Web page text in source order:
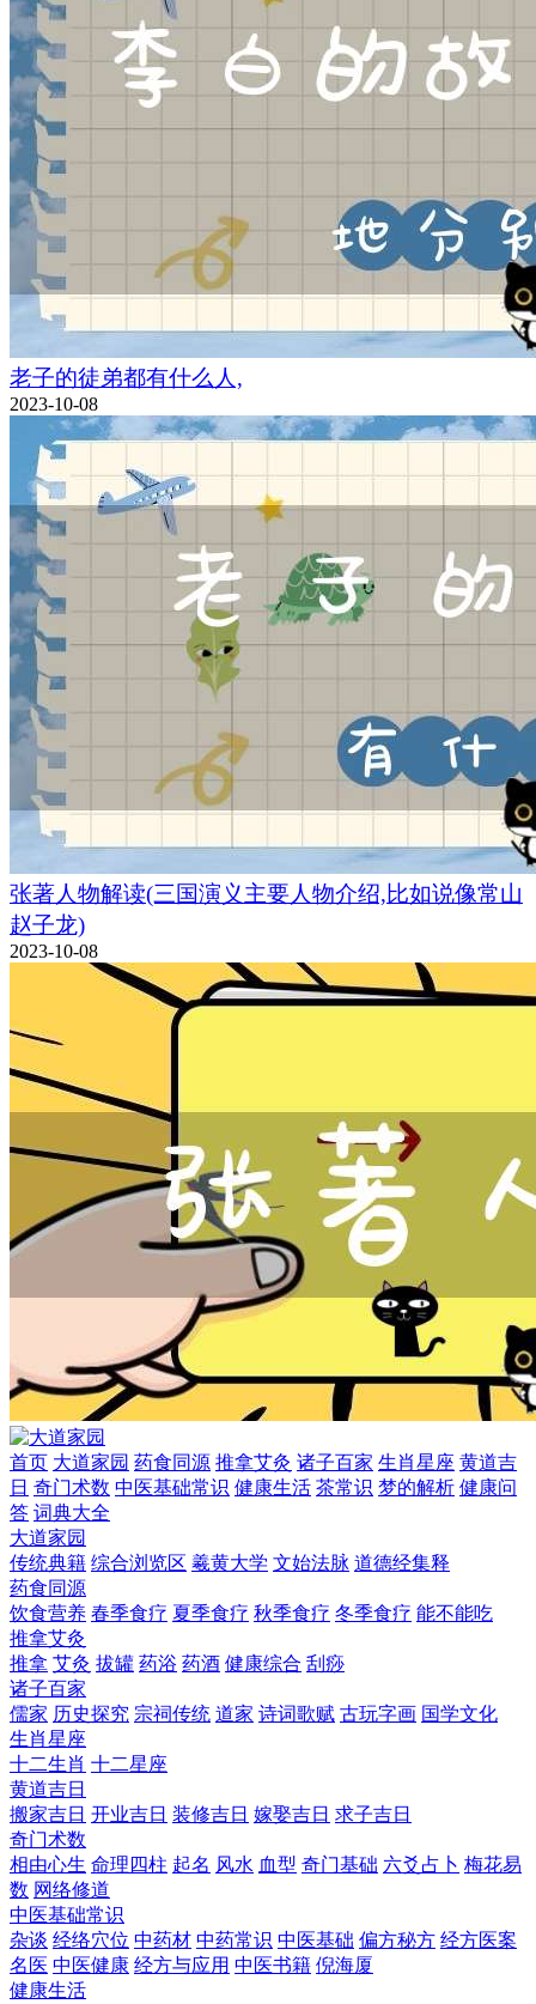
老子的徒弟都有什么人,
2023-10-08
张著人物解读(三国演义主要人物介绍,比如说像常山
赵子龙)
2023-10-08
首页 大道家园 药食同源 推拿艾灸 诸子百家 生肖星座 黄道吉
日 奇门术数 中医基础常识 健康生活 茶常识 梦的解析 健康问
答 词典大全
大道家园
传统典籍 综合浏览区 羲黄大学 文始法脉 道德经集释
药食同源
饮食营养 春季食疗 夏季食疗 秋季食疗 冬季食疗 能不能吃
推拿艾灸
推拿 艾灸 拔罐 药浴 药酒 健康综合 刮痧
诸子百家
儒家 历史探究 宗祠传统 道家 诗词歌赋 古玩字画 国学文化
生肖星座
十二生肖 十二星座
黄道吉日
搬家吉日 开业吉日 装修吉日 嫁娶吉日 求子吉日
奇门术数
相由心生 命理四柱 起名 风水 血型 奇门基础 六爻占卜 梅花易
数 网络修道
中医基础常识
杂谈 经络穴位 中药材 中药常识 中医基础 偏方秘方 经方医案
名医 中医健康 经方与应用 中医书籍 倪海厦
健康生活